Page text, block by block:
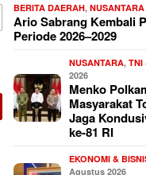
BERITA DAERAH,NUSANTARA
Ario Sabrang Kembali
Periode 2026–2029
NUSANTARA,TNI
2026
Menko
Masyarakat
Jaga
ke-81 RI
EKONOMI &
Agustus 2026